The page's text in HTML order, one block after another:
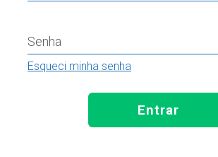
Senha
Esqueci minha senha
Entrar